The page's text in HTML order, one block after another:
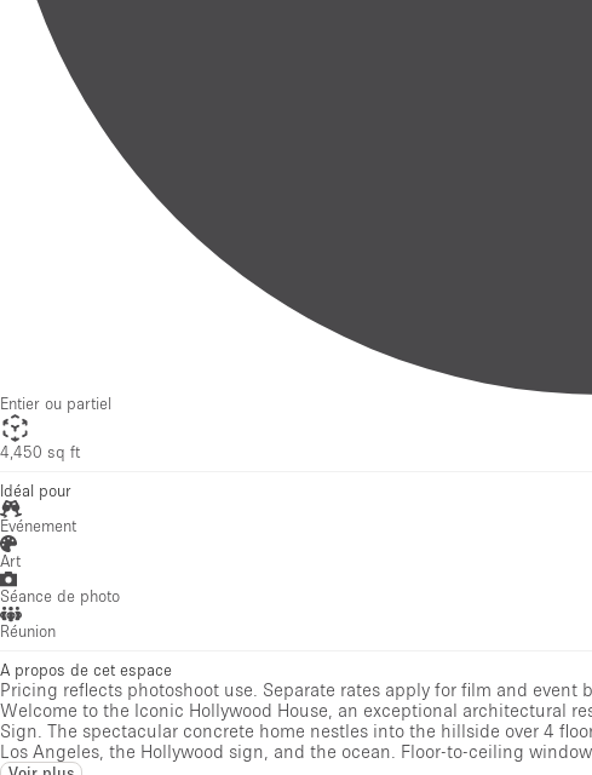
Entier ou partiel
4,450 sq ft
Idéal pour
Événement
Art
Séance de photo
Réunion
A propos de cet espace
Pricing reflects photoshoot use. Separate rates apply for film and event
Welcome to the Iconic Hollywood House, an exceptional architectural
Sign. The spectacular concrete home nestles into the hillside over 4
Los Angeles, the Hollywood sign, and the ocean. Floor-to-ceiling